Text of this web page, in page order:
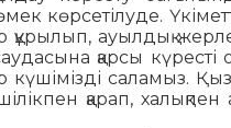
көрсетілуде.
құрылып, ауылдық
қарсы күресті
күшімізді саламыз.
қарап, халықпен